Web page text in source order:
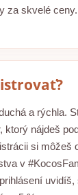
za skvelé ceny.
a rýchla.
ktorý nájdeš
si môžeš
v
uvidíš,